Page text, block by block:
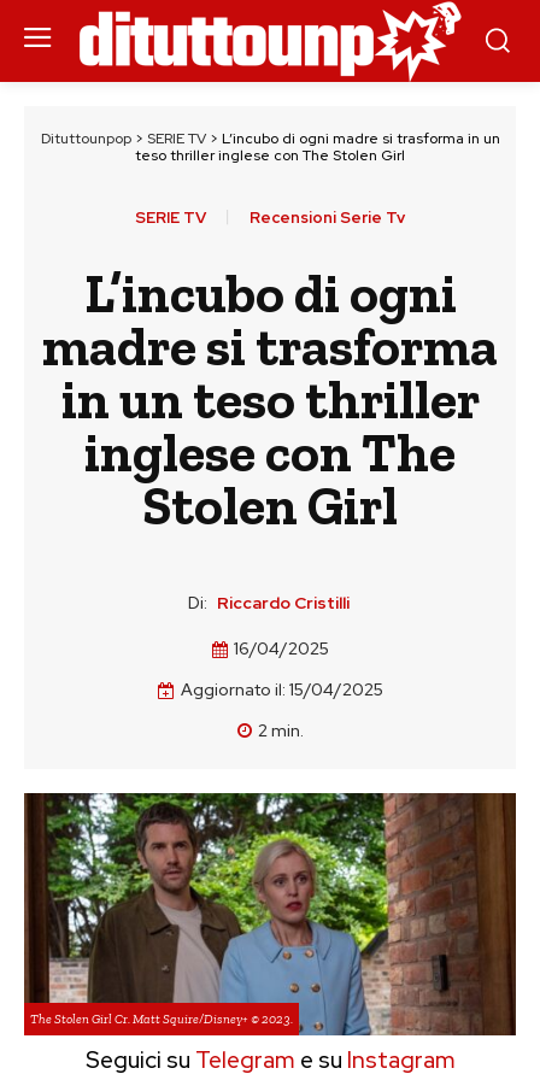
Dituttounpop> SERIE TV> L’incubo di ogni madre si trasforma in un
teso thriller inglese con The Stolen Girl
SERIE TV Recensioni Serie Tv
L’incubo di ogni
madre si trasforma
in un teso thriller
inglese con The
Stolen Girl
Di: Riccardo Cristilli
16/04/2025
Aggiornato il: 15/04/2025
2min.
The Stolen Girl Cr. Matt Squire/Disney+ © 2023.
Seguici su Telegram e su Instagram